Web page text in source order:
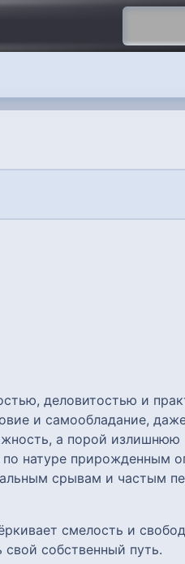
деловитостью и
и самообладание,
а порой излишнюю
натуре прирожденным
срывам и частым
смелость и
собственный путь.